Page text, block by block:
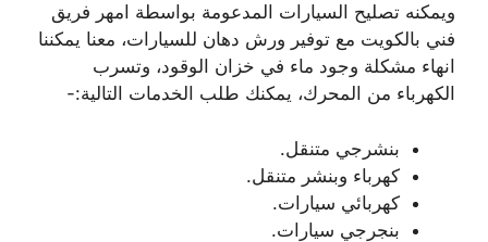
ويمكنه تصليح السيارات المدعومة بواسطة امهر فريق
فني بالكويت مع توفير ورش دهان للسيارات، معنا يمكننا
انهاء مشكلة وجود ماء في خزان الوقود، وتسرب
الكهرباء من المحرك، يمكنك طلب الخدمات التالية:-
بنشرجي متنقل.
كهرباء وبنشر متنقل.
كهربائي سيارات.
بنجرجي سيارات.